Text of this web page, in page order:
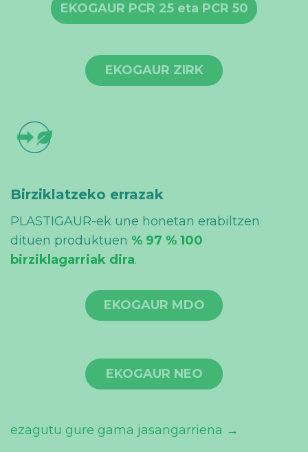
EKOGAUR PCR 25 eta PCR 50
EKOGAUR ZIRK
Birziklatzeko errazak
PLASTIGAUR-ek une honetan erabiltzen
dituen produktuen % 97 % 100
birziklagarriak dira.
EKOGAUR MDO
EKOGAUR NEO
ezagutu gure gama jasangarriena →